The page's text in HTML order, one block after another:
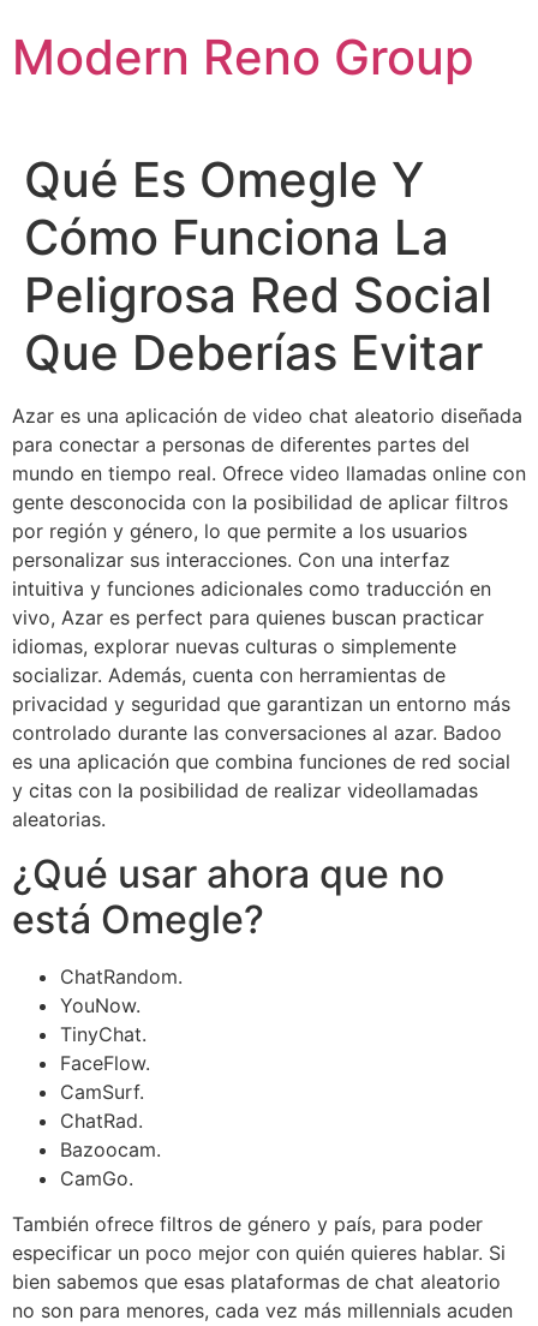
to
content
Modern Reno Group
Qué Es Omegle Y
Cómo Funciona La
Peligrosa Red Social
Que Deberías Evitar
Azar es una aplicación de video chat aleatorio diseñada
para conectar a personas de diferentes partes del
mundo en tiempo real. Ofrece video llamadas online con
gente desconocida con la posibilidad de aplicar filtros
por región y género, lo que permite a los usuarios
personalizar sus interacciones. Con una interfaz
intuitiva y funciones adicionales como traducción en
vivo, Azar es perfect para quienes buscan practicar
idiomas, explorar nuevas culturas o simplemente
socializar. Además, cuenta con herramientas de
privacidad y seguridad que garantizan un entorno más
controlado durante las conversaciones al azar. Badoo
es una aplicación que combina funciones de red social
y citas con la posibilidad de realizar videollamadas
aleatorias.
¿Qué usar ahora que no
está Omegle?
ChatRandom.
YouNow.
TinyChat.
FaceFlow.
CamSurf.
ChatRad.
Bazoocam.
CamGo.
También ofrece filtros de género y país, para poder
especificar un poco mejor con quién quieres hablar. Si
bien sabemos que esas plataformas de chat aleatorio
no son para menores, cada vez más millennials acuden